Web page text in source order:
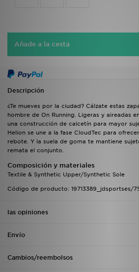
Añade a la cesta
Descripción
¿Te mueves por la ciudad? Cálzate estas
hombre de On Running. Ligeras y aireadas
una construcción de calcetín para mayor
Helion se une a la fase CloudTec para
rebote. Y la suela de goma te mantiene
remata el conjunto.
Composición y materiales
Textile & Synthetic Upper/Synthetic Sole
Código de producto: 19713389_jdsportses/
las opiniones
Envío
Cambios/reembolsos